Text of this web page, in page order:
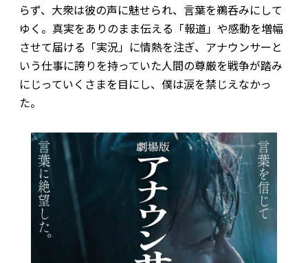
らず、大衆は彼の声に魅せられ、言葉を鵜呑みにして
ゆく――。真実をありのまま伝える「報道」や感動を増幅
させて届ける「実況」に情熱を注ぎ、アナウンサーと
いう仕事に誇りを持っていた人間の尊厳を戦争が踏み
にじっていくさまを目にし、僕は涙を禁じえなかっ
た。